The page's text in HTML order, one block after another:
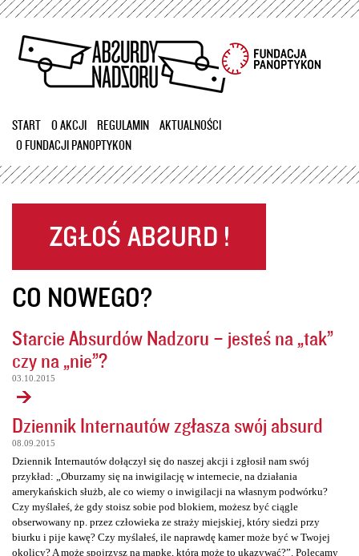
Przejdź
treści
START O AKCJI REGULAMIN
AKTUALNOŚCI
O FUNDACJI PANOPTYKON
CO NOWEGO?
Starcie Absurdów Nadzoru – jesteś na „tak”
czy na „nie”?
03.10.2015
Dziennik Internautów zgłasza swój absurd
08.09.2015
Dziennik Internautów dołączył się do naszej akcji i zgłosił nam swój
przykład: „Oburzamy się na inwigilację w internecie, na działania
amerykańskich służb, ale co wiemy o inwigilacji na własnym podwórku?
Czy myślałeś, że gdy stoisz sobie pod blokiem, możesz być ciągle
obserwowany np. przez człowieka ze straży miejskiej, który siedzi przy
biurku i pije kawę? Czy myślałeś, ile naprawdę kamer może być w Twojej
okolicy? A może spojrzysz na mapkę, która może to ukazywać?”. Polecamy